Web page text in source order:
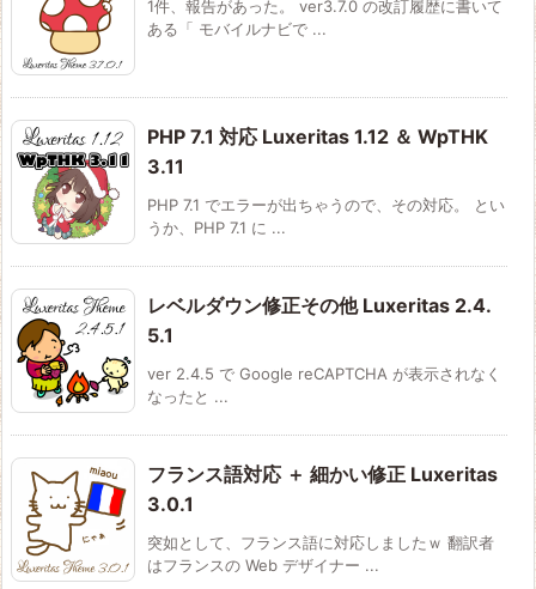
1件、報告があった。 ver3.7.0 の改訂履歴に書いて
ある「 モバイルナビで ...
PHP 7.1 対応 Luxeritas 1.12 ＆ WpTHK
3.11
PHP 7.1 でエラーが出ちゃうので、その対応。 とい
うか、PHP 7.1 に ...
レベルダウン修正その他 Luxeritas 2.4.
5.1
ver 2.4.5 で Google reCAPTCHA が表示されなく
なったと ...
フランス語対応 ＋ 細かい修正 Luxeritas
3.0.1
突如として、フランス語に対応しましたｗ 翻訳者
はフランスの Web デザイナー ...